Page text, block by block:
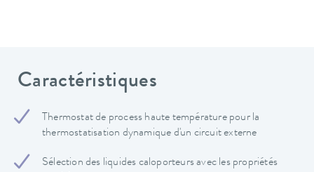
Caractéristiques
Thermostat de process haute température pour la
thermostatisation dynamique d'un circuit externe
Sélection des liquides caloporteurs avec les propriétés